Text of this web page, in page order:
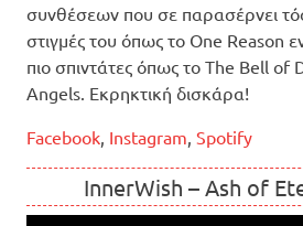
συνθέσεων που σε παρασέρνει
στιγμές του όπως το One Reason
πιο σπιντάτες όπως το The Bell of
Angels. Εκρηκτική δισκάρα!
Facebook, Instagram, Spotify
InnerWish – Ash of